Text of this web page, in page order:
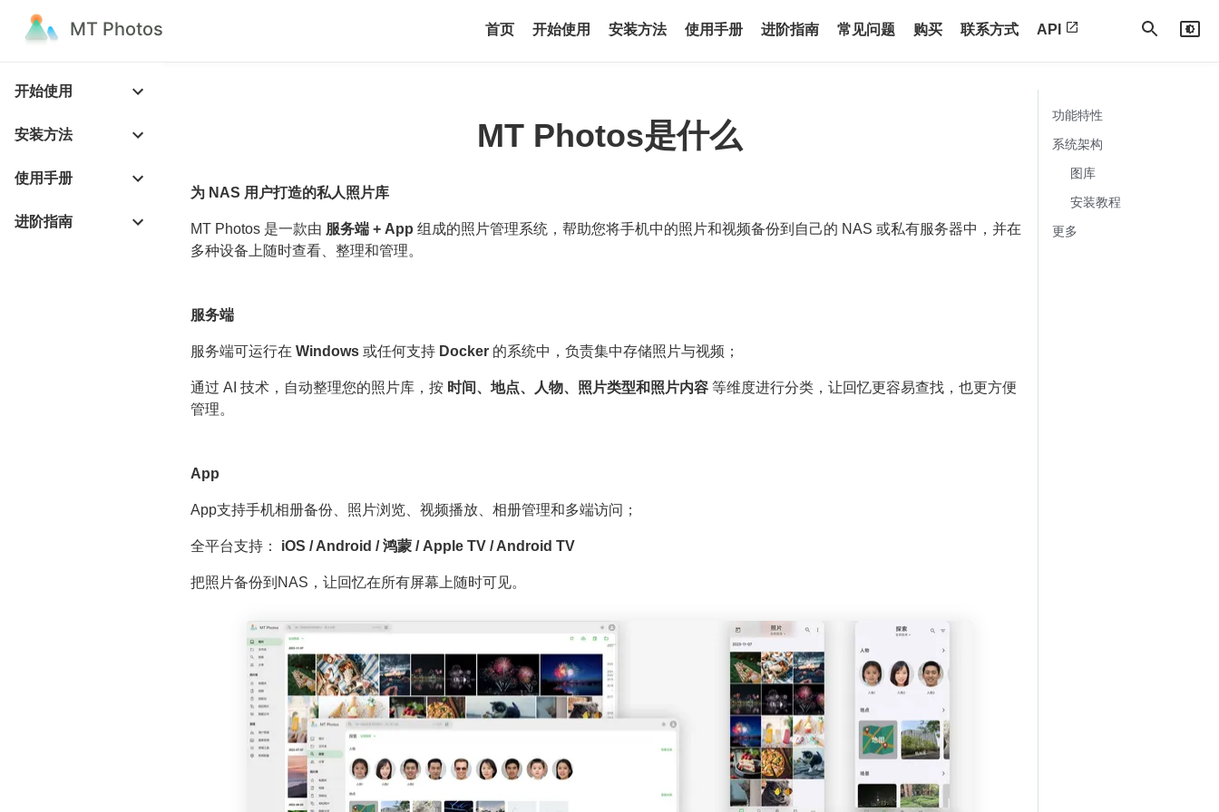
MT Photos 首页 开始使用 安装方法 使用手册 进阶指南 常见问题 购买 联系方式 API
开始使用
安装方法
使用手册
进阶指南
MT Photos是什么
为 NAS 用户打造的私人照片库
MT Photos 是一款由 服务端 + App 组成的照片管理系统，帮助您将手机中的照片和视频备份到自己的 NAS 或私有服务器中，并在
多种设备上随时查看、整理和管理。
服务端
服务端可运行在 Windows 或任何支持 Docker 的系统中，负责集中存储照片与视频；
通过 AI 技术，自动整理您的照片库，按 时间、地点、人物、照片类型和照片内容 等维度进行分类，让回忆更容易查找，也更方便
管理。
App
App支持手机相册备份、照片浏览、视频播放、相册管理和多端访问；
全平台支持： iOS / Android / 鸿蒙 / Apple TV / Android TV
把照片备份到NAS，让回忆在所有屏幕上随时可见。
功能特性
系统架构
图库
安装教程
更多